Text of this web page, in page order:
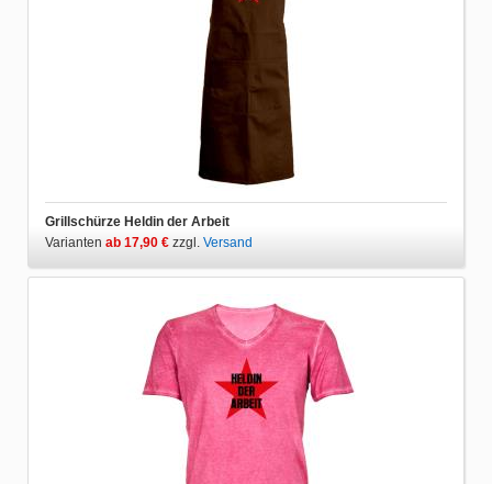
Grillschürze Heldin der Arbeit
Varianten ab 17,90 € zzgl. Versand